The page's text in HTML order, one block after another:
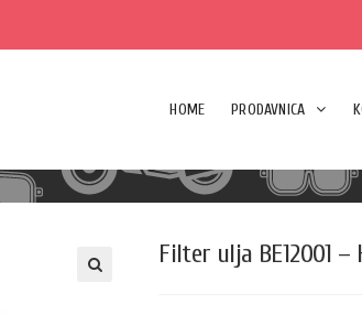
HOME PRODAVNICA
Filter ulja BE12001 –